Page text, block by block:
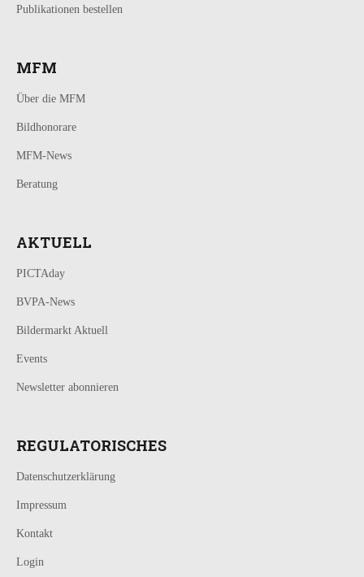
Publikationen bestellen
MFM
Über die MFM
Bildhonorare
MFM-News
Beratung
AKTUELL
PICTAday
BVPA-News
Bildermarkt Aktuell
Events
Newsletter abonnieren
REGULATORISCHES
Datenschutzerklärung
Impressum
Kontakt
Login